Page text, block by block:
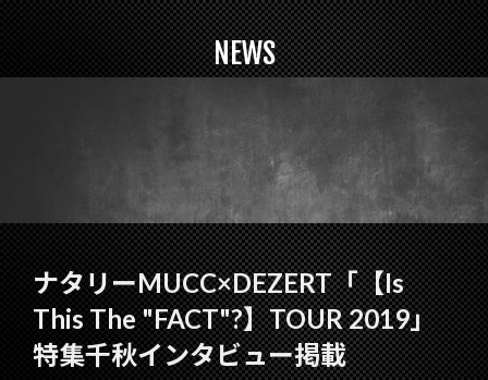
NEWS
ナタリーMUCC×DEZERT「【Is
This The "FACT"?】TOUR 2019」
特集千秋インタビュー掲載